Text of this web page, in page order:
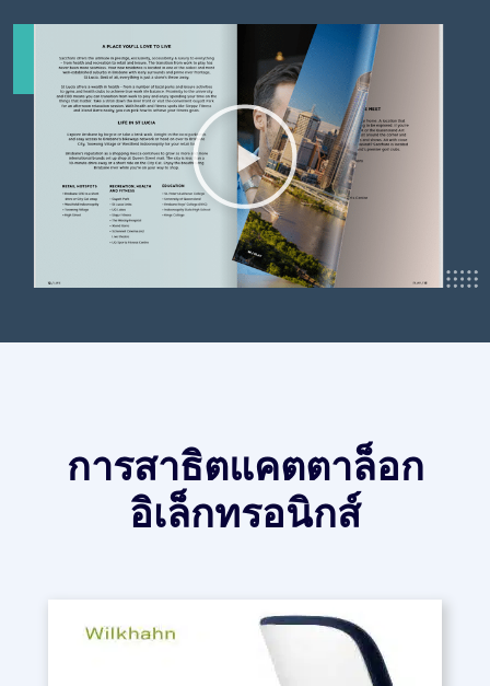
การสาธิตแคตตาล็อก
อิเล็กทรอนิกส์